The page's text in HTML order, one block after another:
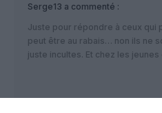
Serge13 a commenté :
Juste pour répondre à ceux qui
peut être au rabais… non ils ne
juste incultes. Et chez les jeunes